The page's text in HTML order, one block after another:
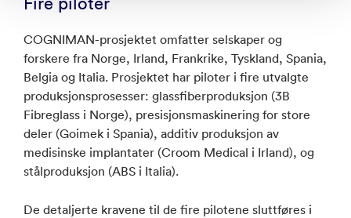
COGNIMAN-prosjektet omfatter selskaper og
forskere fra Norge, Irland, Frankrike, Tyskland, Spania,
Belgia og Italia. Prosjektet har piloter i fire utvalgte
produksjonsprosesser: glassfiberproduksjon (3B
Fibreglass i Norge), presisjonsmaskinering for store
deler (Goimek i Spania), additiv produksjon av
medisinske implantater (Croom Medical i Irland), og
stålproduksjon (ABS i Italia).
De detaljerte kravene til de fire pilotene sluttføres i